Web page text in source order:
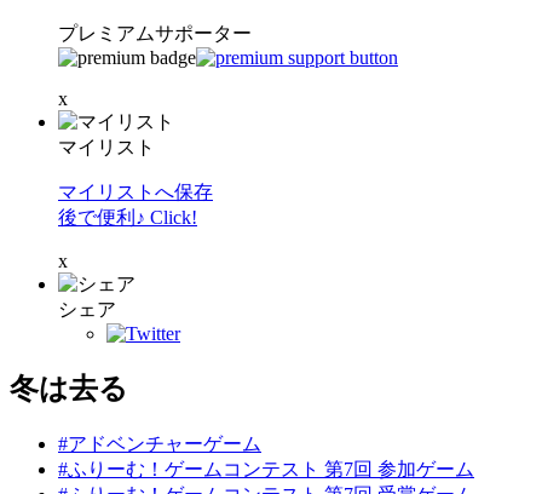
プレミアムサポーター
x
マイリスト
マイリストへ保存
後で便利♪ Click!
x
シェア
冬は去る
#アドベンチャーゲーム
#ふりーむ！ゲームコンテスト 第7回 参加ゲーム